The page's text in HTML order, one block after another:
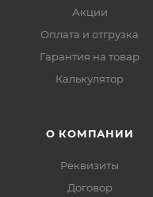
Акции
Оплата и отгрузка
Гарантия на товар
Калькулятор
О КОМПАНИИ
Реквизиты
Договор